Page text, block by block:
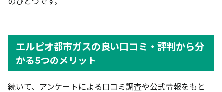
エルピオ都市ガスの良い口コミ・評判から分
かる5つのメリット
続いて、アンケートによる口コミ調査や公式情報をもと